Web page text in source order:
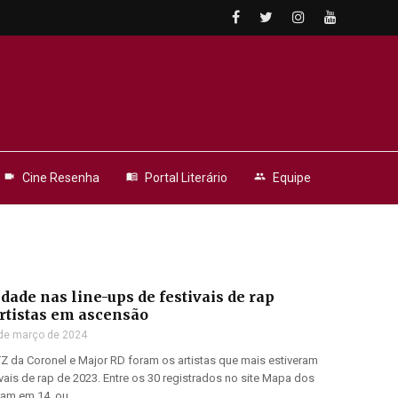
videocam Cine Resenha menu_book Portal Literário people Equipe
nas line-ups de festivais de rap
em ascensão
março de 2024
da Coronel e Major RD foram os artistas que mais estiveram
de rap de 2023. Entre os 30 registrados no site Mapa dos